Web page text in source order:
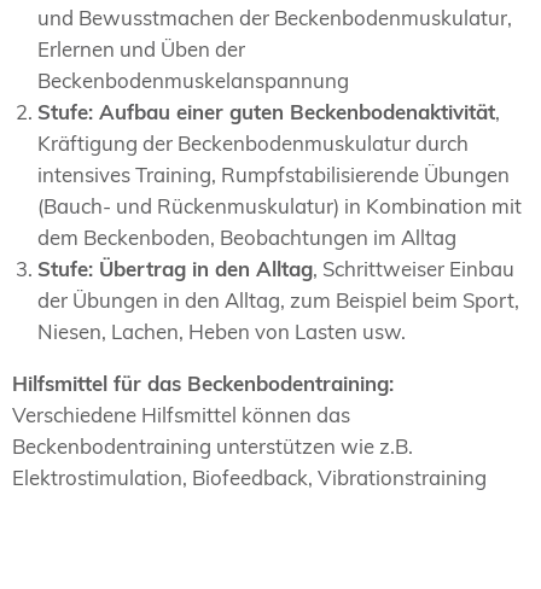
und Bewusstmachen der Beckenbodenmuskulatur,
Erlernen und Üben der
Beckenbodenmuskelanspannung
Stufe: Aufbau einer guten Beckenbodenaktivität,
Kräftigung der Beckenbodenmuskulatur durch
intensives Training, Rumpfstabilisierende Übungen
(Bauch- und Rückenmuskulatur) in Kombination mit
dem Beckenboden, Beobachtungen im Alltag
Stufe: Übertrag in den Alltag, Schrittweiser Einbau
der Übungen in den Alltag, zum Beispiel beim Sport,
Niesen, Lachen, Heben von Lasten usw.
Hilfsmittel für das Beckenbodentraining:
Verschiedene Hilfsmittel können das
Beckenbodentraining unterstützen wie z.B.
Elektrostimulation, Biofeedback, Vibrationstraining